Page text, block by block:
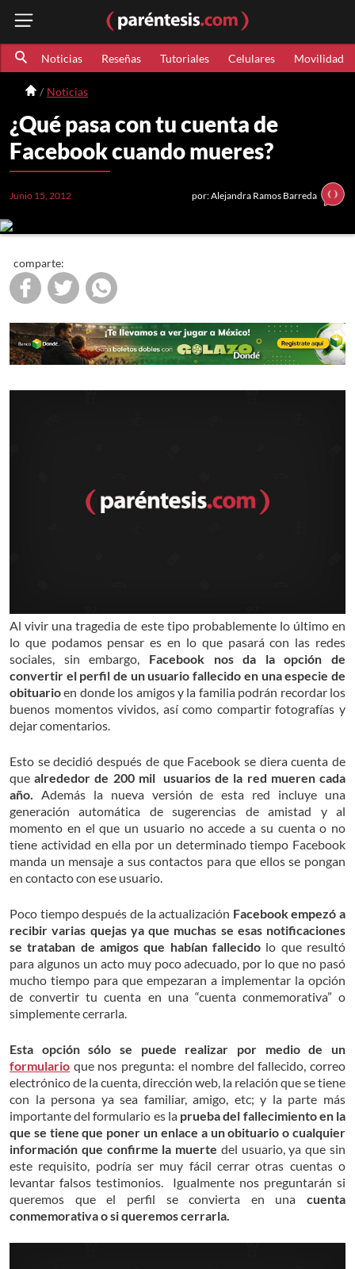
Noticias Reseñas Tutoriales Celulares Movilidad
Noticias
¿Qué pasa con tu cuenta de
Facebook cuando mueres?
Junio 15, 2012 por: Alejandra Ramos Barreda
comparte:
Al vivir una tragedia de este tipo probablemente lo último en
lo que podamos pensar es en lo que pasará con las redes
sociales, sin embargo, Facebook nos da la opción de
convertir el perfil de un usuario fallecido en una especie de
obituarioen donde los amigos y la familia podrán recordar los
buenos momentos vividos, así como compartir fotografías y
dejar comentarios.
Esto se decidió después de que Facebook se diera cuenta de
quealrededor de 200 mil usuarios de la red mueren cada
año. Además la nueva versión de esta red incluye una
generación automática de sugerencias de amistad y al
momento en el que un usuario no accede a su cuenta o no
tiene actividad en ella por un determinado tiempo Facebook
manda un mensaje a sus contactos para que ellos se pongan
en contacto con ese usuario.
Poco tiempo después de la actualización Facebook empezó a
recibir varias quejas ya que muchas se esas notificaciones
se trataban de amigos que habían fallecido lo que resultó
para algunos un acto muy poco adecuado, por lo que no pasó
mucho tiempo para que empezaran a implementar la opción
de convertir tu cuenta en una “cuenta conmemorativa” o
simplemente cerrarla.
Esta opción sólo se puede realizar por medio de un
formulario que nos pregunta: el nombre del fallecido, correo
electrónico de la cuenta, dirección web, la relación que se tiene
con la persona ya sea familiar, amigo, etc; y la parte más
importante del formulario es la prueba del fallecimiento en la
que se tiene que poner un enlace a un obituario o cualquier
información que confirme la muerte del usuario, ya que sin
este requisito, podría ser muy fácil cerrar otras cuentas o
levantar falsos testimonios. Igualmente nos preguntarán si
queremos que el perfil se convierta en una cuenta
conmemorativa o si queremos cerrarla.